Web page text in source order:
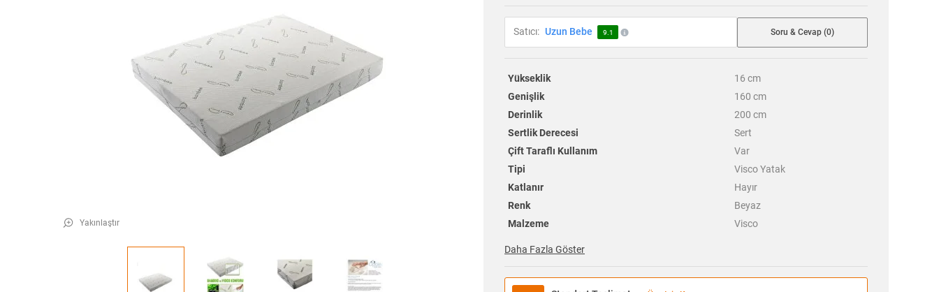
Yakınlaştır
Satıcı: Uzun Bebe 9.1 Soru & Cevap (0)
Yükseklik 16 cm
Genişlik
160 cm
Derinlik
200 cm
Sertlik Derecesi
Sert
Çift Taraflı Kullanım
Var
Tipi
Visco Yatak
Katlanır
Hayır
Renk
Beyaz
Malzeme
Visco
Daha Fazla Göster